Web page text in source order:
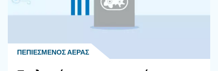
Επικοινωνήστε με τους
μας